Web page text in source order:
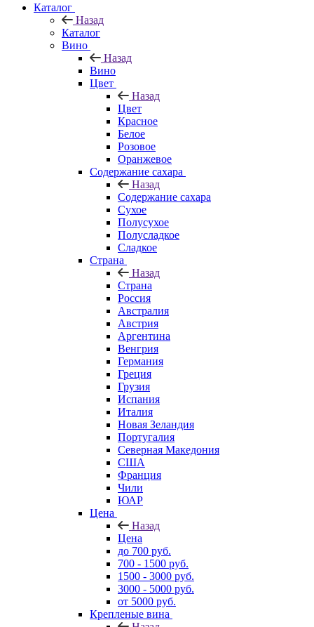
Каталог
Назад
Каталог
Вино
Назад
Вино
Цвет
Назад
Цвет
Красное
Белое
Розовое
Оранжевое
Содержание сахара
Назад
Содержание сахара
Сухое
Полусухое
Полусладкое
Сладкое
Страна
Назад
Страна
Россия
Австралия
Австрия
Аргентина
Венгрия
Германия
Греция
Грузия
Испания
Италия
Новая Зеландия
Португалия
Северная Македония
США
Франция
Чили
ЮАР
Цена
Назад
Цена
до 700 руб.
700 - 1500 руб.
1500 - 3000 руб.
3000 - 5000 руб.
от 5000 руб.
Крепленые вина